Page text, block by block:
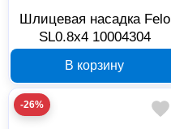
Шлицевая насадка Felo
SL0.8x4 10004304
В корзину
-26%